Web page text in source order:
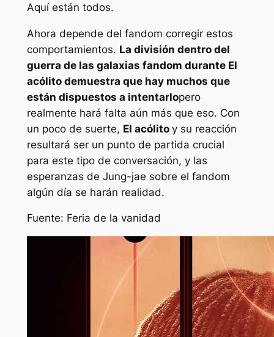
Aquí están todos.
Ahora depende del fandom corregir estos
comportamientos. La división dentro del
guerra de las galaxias fandom durante El
acólito demuestra que hay muchos que
están dispuestos a intentarlopero
realmente hará falta aún más que eso. Con
un poco de suerte, El acólito y su reacción
resultará ser un punto de partida crucial
para este tipo de conversación, y las
esperanzas de Jung-jae sobre el fandom
algún día se harán realidad.
Fuente: Feria de la vanidad